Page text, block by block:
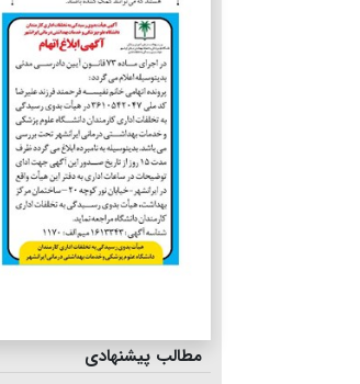
مطالب پیشنهادی